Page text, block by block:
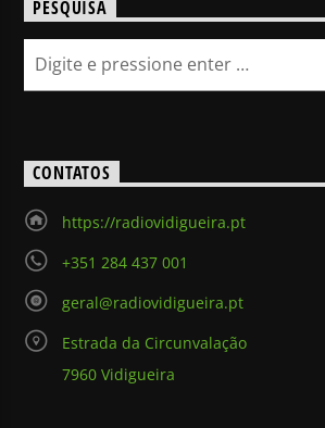
PESQUISA
CONTATOS
https://radiovidigueira.pt
+351 284 437 001
geral@radiovidigueira.pt
Estrada da Circunvalação
7960 Vidigueira